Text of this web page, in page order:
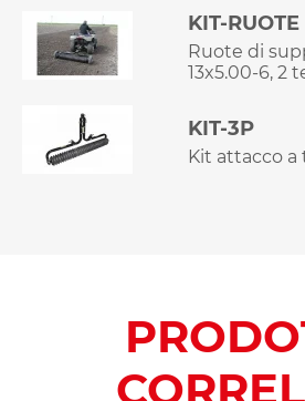
KIT-RUOTE
Ruote di
13x5.00-6, 2
KIT-3P
Kit attacco a